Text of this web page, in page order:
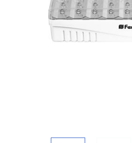
Беспроводные